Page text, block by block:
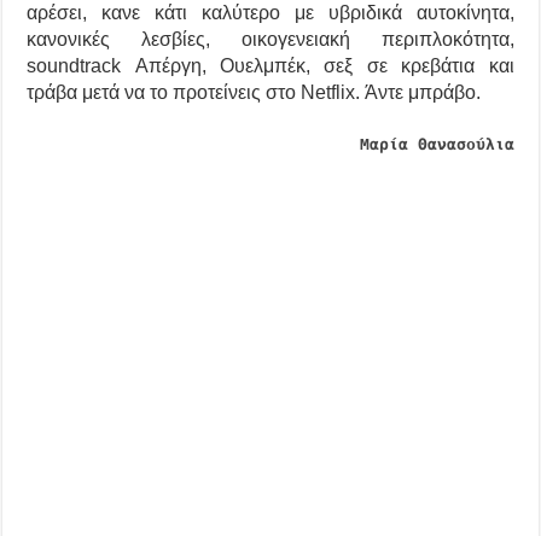
αρέσει, κανε κάτι καλύτερο με υβριδικά αυτοκίνητα,
κανονικές λεσβίες, οικογενειακή περιπλοκότητα,
soundtrack Απέργη, Ουελμπέκ, σεξ σε κρεβάτια και
τράβα μετά να το προτείνεις στο Netflix. Άντε μπράβο.
Mαρία Θανασούλια